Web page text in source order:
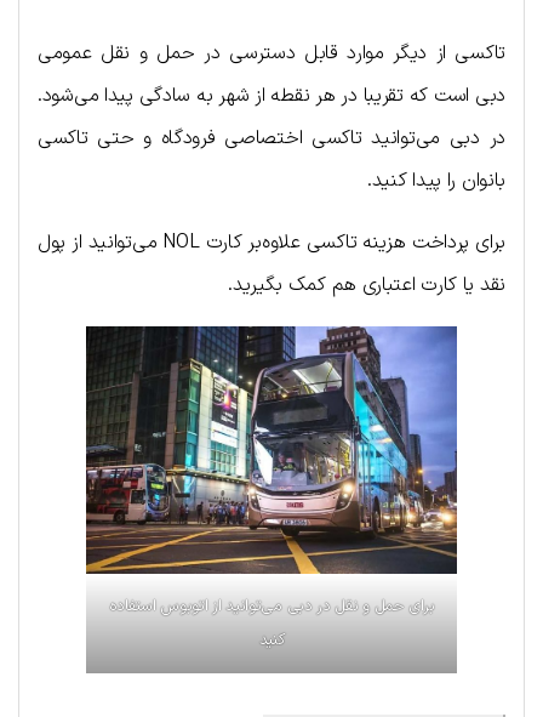
تاکسی از دیگر موارد قابل دسترسی در حمل و نقل عمومی
دبی است که تقریبا در هر نقطه از شهر به سادگی پیدا می‌شود.
در دبی می‌توانید تاکسی اختصاصی فرودگاه و حتی تاکسی
بانوان را پیدا کنید.
برای پرداخت هزینه تاکسی علاوه‌بر کارت NOL می‌توانید از پول
نقد یا کارت اعتباری هم کمک بگیرید.
برای حمل و نقل در دبی می‌توانید از اتوبوس استفاده
کنید